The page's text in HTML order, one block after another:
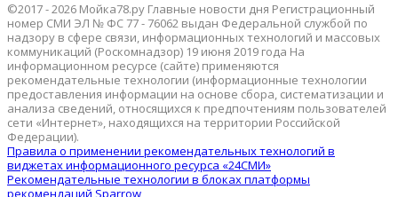
©2017 - 2026 Мойка78.ру Главные новости дня Регистрационный
номер СМИ ЭЛ № ФС 77 - 76062 выдан Федеральной службой по
надзору в сфере связи, информационных технологий и массовых
коммуникаций (Роскомнадзор) 19 июня 2019 года На
информационном ресурсе (сайте) применяются
рекомендательные технологии (информационные технологии
предоставления информации на основе сбора, систематизации и
анализа сведений, относящихся к предпочтениям пользователей
сети «Интернет», находящихся на территории Российской
Федерации).
Правила о применении рекомендательных технологий в
виджетах информационного ресурса «24СМИ»
Рекомендательные технологии в блоках платформы
рекомендаций Sparrow